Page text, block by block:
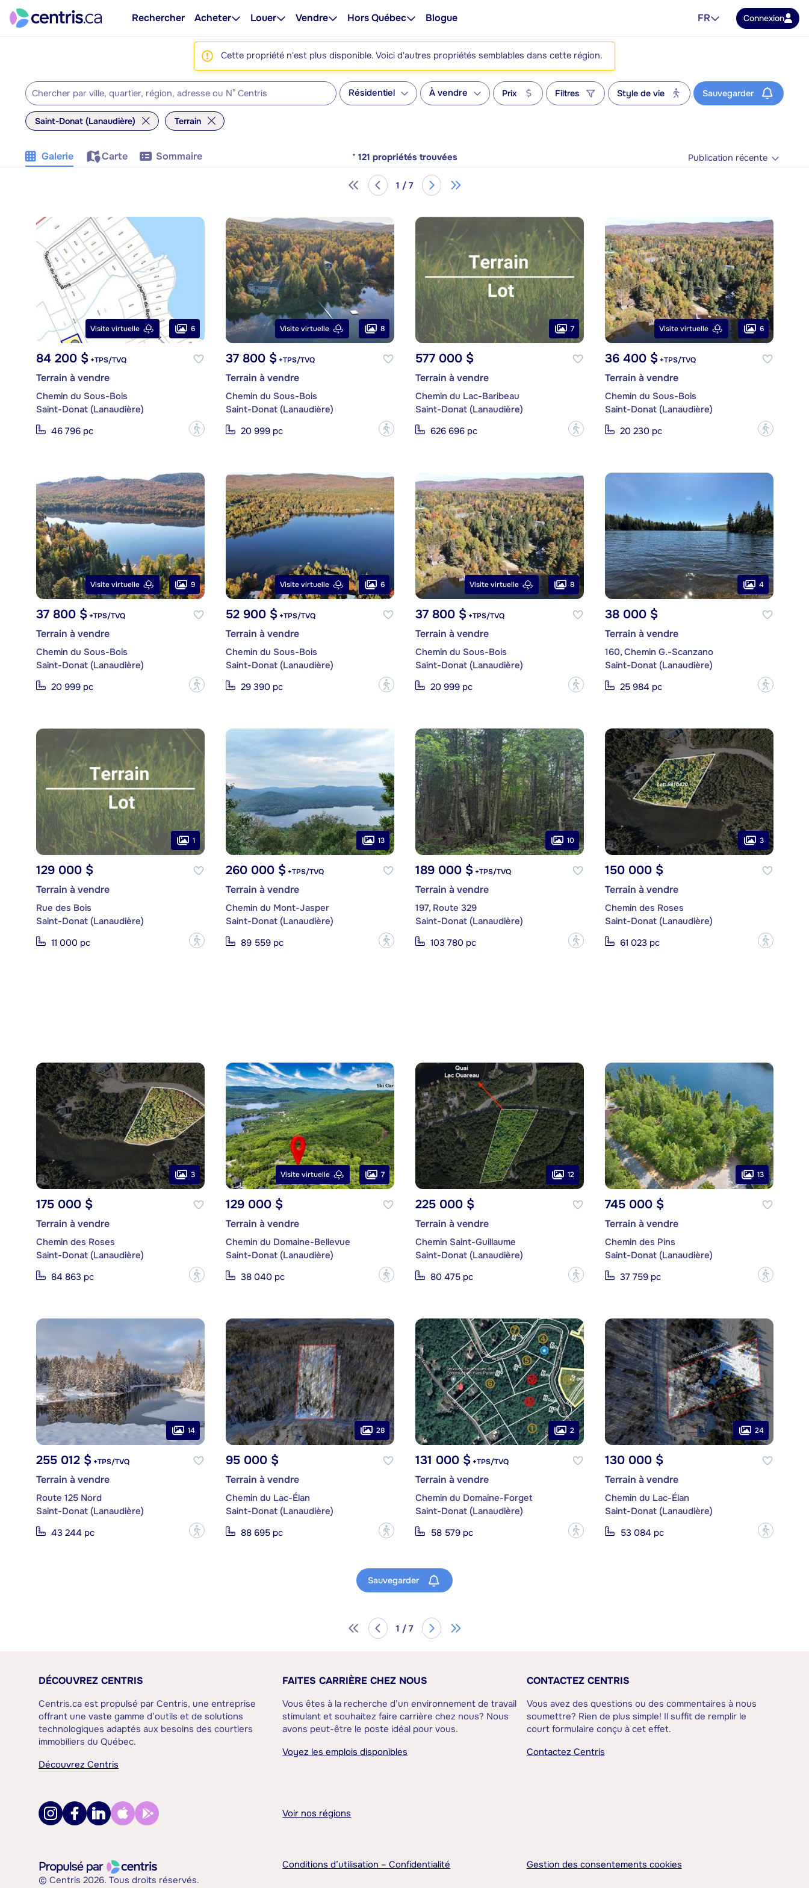
Rechercher Acheter Louer Vendre Hors Québec Blogue FR Connexion
Cette propriété n'est plus disponible. Voici d'autres propriétés semblables dans cette région.
Résidentiel À vendre Prix Filtres Style de vie Sauvegarder
Saint-Donat (Lanaudière) Terrain
Galerie Carte Sommaire * 121 propriétés trouvées Publication récente
1 / 7
Visite virtuelle 6
84 200 $+TPS/TVQ
Terrain à vendre
Chemin du Sous-Bois
Saint-Donat (Lanaudière)
46 796 pc
?
Visite virtuelle 8
37 800 $+TPS/TVQ
Terrain à vendre
Chemin du Sous-Bois
Saint-Donat (Lanaudière)
20 999 pc
?
7
577 000 $
Terrain à vendre
Chemin du Lac-Baribeau
Saint-Donat (Lanaudière)
626 696 pc
?
Visite virtuelle 6
36 400 $+TPS/TVQ
Terrain à vendre
Chemin du Sous-Bois
Saint-Donat (Lanaudière)
20 230 pc
?
Visite virtuelle 9
37 800 $+TPS/TVQ
Terrain à vendre
Chemin du Sous-Bois
Saint-Donat (Lanaudière)
20 999 pc
?
Visite virtuelle 6
52 900 $+TPS/TVQ
Terrain à vendre
Chemin du Sous-Bois
Saint-Donat (Lanaudière)
29 390 pc
?
Visite virtuelle 8
37 800 $+TPS/TVQ
Terrain à vendre
Chemin du Sous-Bois
Saint-Donat (Lanaudière)
20 999 pc
?
4
38 000 $
Terrain à vendre
160, Chemin G.-Scanzano
Saint-Donat (Lanaudière)
25 984 pc
?
1
129 000 $
Terrain à vendre
Rue des Bois
Saint-Donat (Lanaudière)
11 000 pc
?
13
260 000 $+TPS/TVQ
Terrain à vendre
Chemin du Mont-Jasper
Saint-Donat (Lanaudière)
89 559 pc
?
10
189 000 $+TPS/TVQ
Terrain à vendre
197, Route 329
Saint-Donat (Lanaudière)
103 780 pc
?
3
150 000 $
Terrain à vendre
Chemin des Roses
Saint-Donat (Lanaudière)
61 023 pc
?
3
175 000 $
Terrain à vendre
Chemin des Roses
Saint-Donat (Lanaudière)
84 863 pc
?
Visite virtuelle 7
129 000 $
Terrain à vendre
Chemin du Domaine-Bellevue
Saint-Donat (Lanaudière)
38 040 pc
?
12
225 000 $
Terrain à vendre
Chemin Saint-Guillaume
Saint-Donat (Lanaudière)
80 475 pc
?
13
745 000 $
Terrain à vendre
Chemin des Pins
Saint-Donat (Lanaudière)
37 759 pc
?
14
255 012 $+TPS/TVQ
Terrain à vendre
Route 125 Nord
Saint-Donat (Lanaudière)
43 244 pc
?
28
95 000 $
Terrain à vendre
Chemin du Lac-Élan
Saint-Donat (Lanaudière)
88 695 pc
?
2
131 000 $+TPS/TVQ
Terrain à vendre
Chemin du Domaine-Forget
Saint-Donat (Lanaudière)
58 579 pc
?
24
130 000 $
Terrain à vendre
Chemin du Lac-Élan
Saint-Donat (Lanaudière)
53 084 pc
?
Sauvegarder
1 / 7
DÉCOUVREZ CENTRIS
Centris.ca est propulsé par Centris, une entreprise
offrant une vaste gamme d’outils et de solutions
technologiques adaptés aux besoins des courtiers
immobiliers du Québec.
Découvrez Centris
FAITES CARRIÈRE CHEZ NOUS
Vous êtes à la recherche d’un environnement de travail
stimulant et souhaitez faire carrière chez nous? Nous
avons peut-être le poste idéal pour vous.
Voyez les emplois disponibles
CONTACTEZ CENTRIS
Vous avez des questions ou des commentaires à nous
soumettre? Rien de plus simple! Il suffit de remplir le
court formulaire conçu à cet effet.
Contactez Centris
Voir nos régions
© Centris 2026. Tous droits réservés.
Conditions d’utilisation – Confidentialité Gestion des consentements cookies